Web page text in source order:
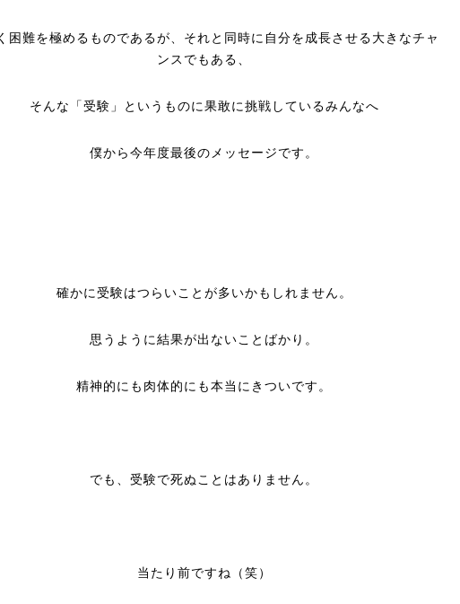
困難を極めるものであるが、それと同時に自分を成長させる大きなチャ
ンスでもある、
そんな「受験」というものに果敢に挑戦しているみんなへ
僕から今年度最後のメッセージです。
確かに受験はつらいことが多いかもしれません。
思うように結果が出ないことばかり。
精神的にも肉体的にも本当にきついです。
でも、受験で死ぬことはありません。
当たり前ですね（笑）